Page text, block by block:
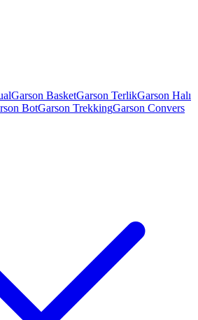
Garson BasketGarson TerlikGarson Halı
BotGarson TrekkingGarson Convers